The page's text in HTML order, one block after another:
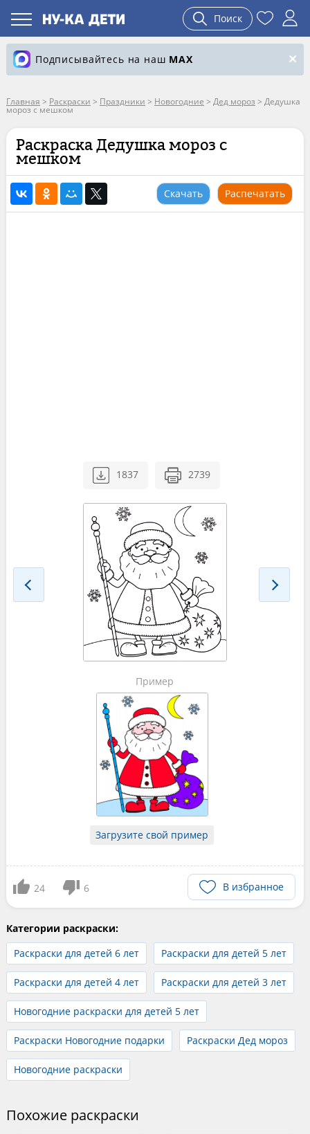
Поиск
Подписывайтесь на наш MAX
Главная > Раскраски > Праздники > Новогодние > Дед мороз > Дедушка
мороз с мешком
Раскраска Дедушка мороз с
мешком
Скачать Распечатать
1837 2739
Пример
Загрузите свой пример
24 6 В избранное
Категории раскраски:
Раскраски для детей 6 лет
Раскраски для детей 5 лет
Раскраски для детей 4 лет Раскраски для детей 3 лет
Новогодние раскраски для детей 5 лет
Раскраски Новогодние подарки Раскраски Дед мороз
Новогодние раскраски
Похожие раскраски